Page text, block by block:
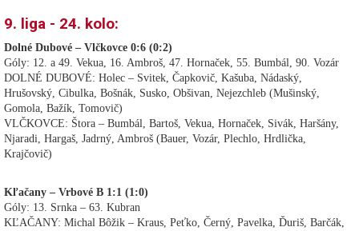
9. liga - 24. kolo:
Dolné Dubové – Vlčkovce 0:6 (0:2)
Góly: 12. a 49. Vekua, 16. Ambroš, 47. Hornaček, 55. Bumbál, 90. Vozár
DOLNÉ DUBOVÉ: Holec – Svitek, Čapkovič, Kašuba, Nádaský,
Hrušovský, Cibulka, Bošnák, Susko, Obšivan, Nejezchleb (Mušinský,
Gomola, Bažík, Tomovič)
VLČKOVCE: Štora – Bumbál, Bartoš, Vekua, Hornaček, Sivák, Haršány,
Njaradi, Hargaš, Jadrný, Ambroš (Bauer, Vozár, Plechlo, Hrdlička,
Krajčovič)
Kľačany – Vrbové B 1:1 (1:0)
Góly: 13. Srnka – 63. Kubran
KĽAČANY: Michal Bôžik – Kraus, Peťko, Černý, Pavelka, Ďuriš, Barčák,